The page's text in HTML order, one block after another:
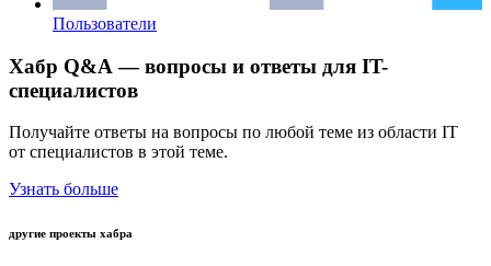
Пользователи
Хабр Q&A — вопросы и ответы для IT-
специалистов
Получайте ответы на вопросы по любой теме из области IT
от специалистов в этой теме.
Узнать больше
другие проекты хабра